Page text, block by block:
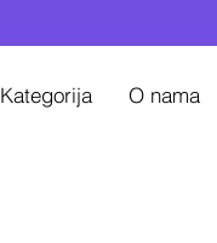
Kategorija O nama